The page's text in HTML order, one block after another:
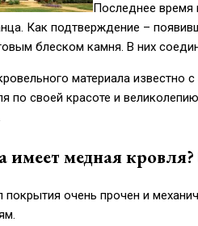
Последнее время
Как подтверждение –
блеском камня. В них
материала известно
своей красоте и
имеет медная
покрытия очень прочен и